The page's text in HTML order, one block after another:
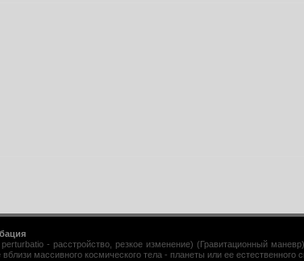
perturbatio - расстройство, резкое изменение) (Гравитационный
вблизи массивного космического тела - планеты или ее естественного